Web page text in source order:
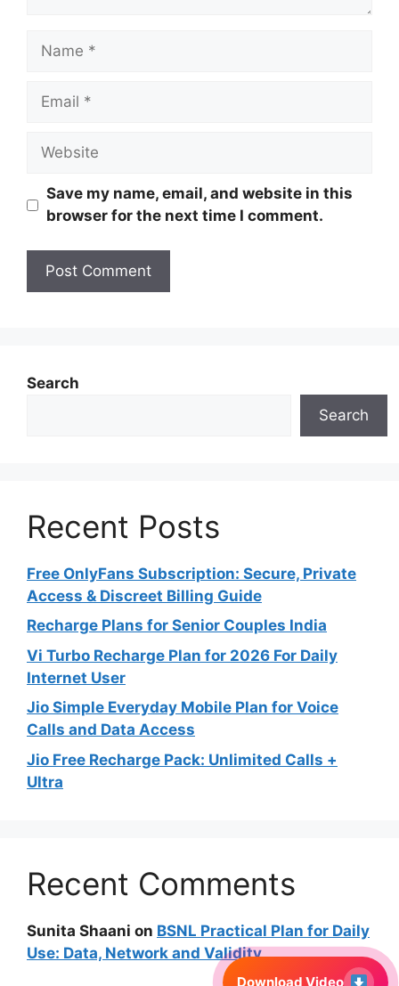
Download Video
Name
Email
Website
Save my name, email, and website in this
browser for the next time I comment.
Search
Search
Recent Posts
Free OnlyFans Subscription: Secure, Private
Access & Discreet Billing Guide
Recharge Plans for Senior Couples India
Vi Turbo Recharge Plan for 2026 For Daily
Internet User
Jio Simple Everyday Mobile Plan for Voice
Calls and Data Access
Jio Free Recharge Pack: Unlimited Calls +
Ultra
Recent Comments
Sunita Shaani on BSNL Practical Plan for Daily
Use: Data, Network and Validity